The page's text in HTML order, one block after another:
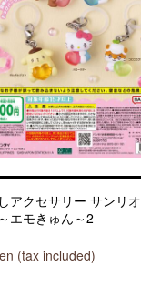
アクセサリー サンリ
エモきゅん～2
(tax included)